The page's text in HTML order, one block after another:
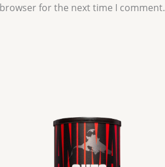
for the next time I comment.